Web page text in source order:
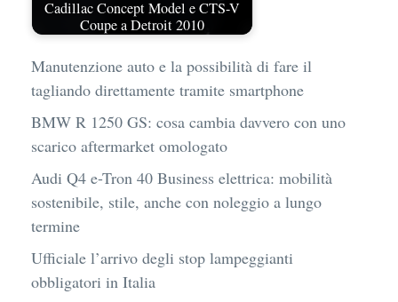
Cadillac Concept Model e CTS-V
Coupe a Detroit 2010
Manutenzione auto e la possibilità di fare il
tagliando direttamente tramite smartphone
BMW R 1250 GS: cosa cambia davvero con uno
scarico aftermarket omologato
Audi Q4 e-Tron 40 Business elettrica: mobilità
sostenibile, stile, anche con noleggio a lungo
termine
Ufficiale l’arrivo degli stop lampeggianti
obbligatori in Italia